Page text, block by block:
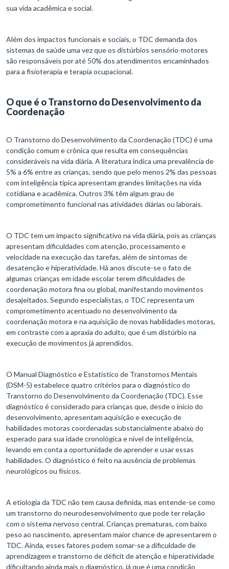
sua vida acadêmica e social.
Além dos impactos funcionais e sociais, o TDC demanda dos
sistemas de saúde uma vez que os distúrbios sensório-motores
são responsáveis por até 50% dos atendimentos encaminhados
para a fisioterapia e terapia ocupacional.
O que é o Transtorno do Desenvolvimento da
Coordenação
O Transtorno do Desenvolvimento da Coordenação (TDC) é uma
condição comum e crônica que resulta em consequências
consideráveis na vida diária. A literatura indica uma prevalência de
5% a 6% entre as crianças, sendo que pelo menos 2% das pessoas
com inteligência típica apresentam grandes limitações na vida
cotidiana e acadêmica. Outros 3% têm algum grau de
comprometimento funcional nas atividades diárias ou laborais.
O TDC tem um impacto significativo na vida diária, pois as crianças
apresentam dificuldades com atenção, processamento e
velocidade na execução das tarefas, além de sintomas de
desatenção e hiperatividade. Há anos discute-se o fato de
algumas crianças em idade escolar terem dificuldades de
coordenação motora fina ou global, manifestando movimentos
desajeitados. Segundo especialistas, o TDC representa um
comprometimento acentuado no desenvolvimento da
coordenação motora e na aquisição de novas habilidades motoras,
em contraste com a apraxia do adulto, que é um distúrbio na
execução de movimentos já aprendidos.
O Manual Diagnóstico e Estatístico de Transtornos Mentais
(DSM-5) estabelece quatro critérios para o diagnóstico do
Transtorno do Desenvolvimento da Coordenação (TDC). Esse
diagnóstico é considerado para crianças que, desde o início do
desenvolvimento, apresentam aquisição e execução de
habilidades motoras coordenadas substancialmente abaixo do
esperado para sua idade cronológica e nível de inteligência,
levando em conta a oportunidade de aprender e usar essas
habilidades. O diagnóstico é feito na ausência de problemas
neurológicos ou físicos.
A etiologia da TDC não tem causa definida, mas entende-se como
um transtorno do neurodesenvolvimento que pode ter relação
com o sistema nervoso central. Crianças prematuras, com baixo
peso ao nascimento, apresentam maior chance de apresentarem o
TDC. Ainda, esses fatores podem somar-se a dificuldade de
aprendizagem e transtorno de déficit de atenção e hiperatividade
dificultando ainda mais o diagnóstico, já que é uma condição